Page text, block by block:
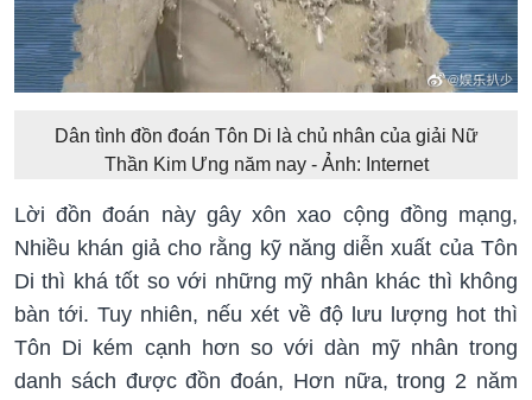
Dân tình đồn đoán Tôn Di là chủ nhân của giải Nữ
Thần Kim Ưng năm nay - Ảnh: Internet
Lời đồn đoán này gây xôn xao cộng đồng mạng,
Nhiều khán giả cho rằng kỹ năng diễn xuất của Tôn
Di thì khá tốt so với những mỹ nhân khác thì không
bàn tới. Tuy nhiên, nếu xét về độ lưu lượng hot thì
Tôn Di kém cạnh hơn so với dàn mỹ nhân trong
danh sách được đồn đoán, Hơn nữa, trong 2 năm